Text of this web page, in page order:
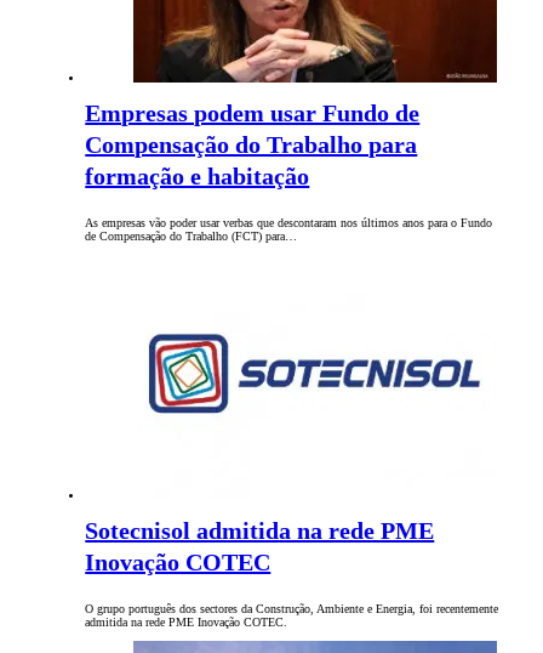
Empresas podem usar Fundo de
Compensação do Trabalho para
formação e habitação
As empresas vão poder usar verbas que descontaram nos últimos anos para o Fundo
de Compensação do Trabalho (FCT) para…
Sotecnisol admitida na rede PME
Inovação COTEC
O grupo português dos sectores da Construção, Ambiente e Energia, foi recentemente
admitida na rede PME Inovação COTEC.